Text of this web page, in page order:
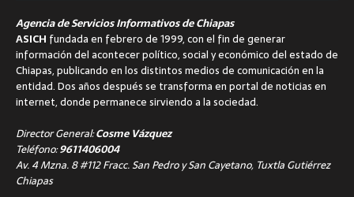
Agencia de Servicios Informativos de Chiapas
ASICH fundada en febrero de 1999, con el fin de generar
información del acontecer político, social y económico del estado de
Chiapas, publicando en los distintos medios de comunicación en la
entidad. Dos años después se transforma en portal de noticias en
internet, donde permanece sirviendo a la sociedad.
Director General:Cosme Vázquez
Teléfono:9611406004
Av. 4 Mzna. 8 #112 Fracc. San Pedro y San Cayetano, Tuxtla Gutiérrez
Chiapas